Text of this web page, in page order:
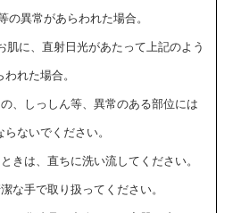
の異常があらわれた場合。
肌に、直射日光があたって上記のよう
れた場合。
、しっしん等、異常のある部位には
ないでください。
きは、直ちに洗い流してください。
な手で取り扱ってください。